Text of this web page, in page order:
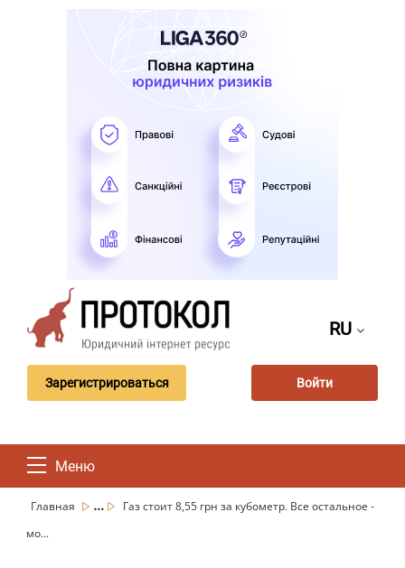
RU
Зарегистрироваться Войти
Меню
Главная ...
Газ стоит 8,55 грн за кубометр. Все остальное -
мо...